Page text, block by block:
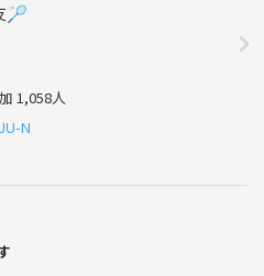
🏸
1,058人
N